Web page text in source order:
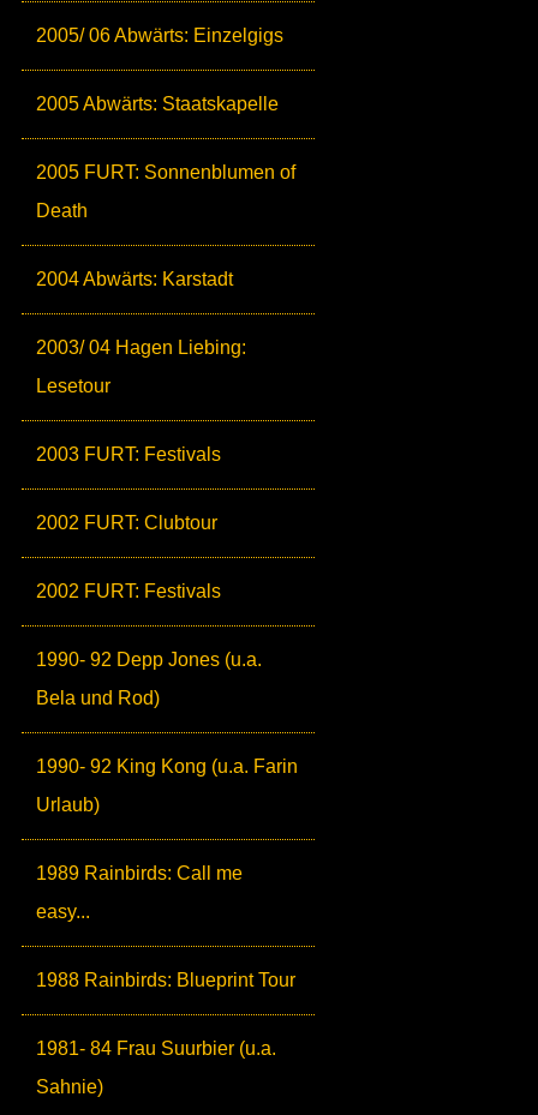
2005/ 06 Abwärts: Einzelgigs
2005 Abwärts: Staatskapelle
2005 FURT: Sonnenblumen of
Death
2004 Abwärts: Karstadt
2003/ 04 Hagen Liebing:
Lesetour
2003 FURT: Festivals
2002 FURT: Clubtour
2002 FURT: Festivals
1990- 92 Depp Jones (u.a.
Bela und Rod)
1990- 92 King Kong (u.a. Farin
Urlaub)
1989 Rainbirds: Call me
easy...
1988 Rainbirds: Blueprint Tour
1981- 84 Frau Suurbier (u.a.
Sahnie)